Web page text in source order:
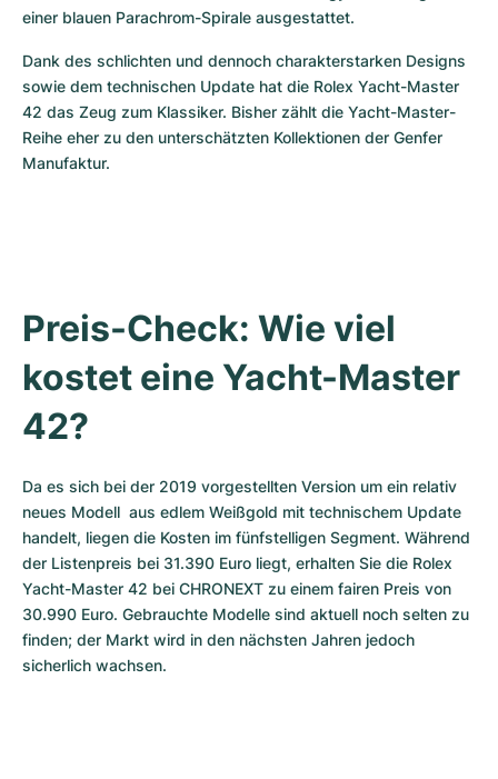
einer blauen Parachrom-Spirale ausgestattet.
Dank des schlichten und dennoch charakterstarken Designs
sowie dem technischen Update hat die Rolex Yacht-Master
42 das Zeug zum Klassiker. Bisher zählt die Yacht-Master-
Reihe eher zu den unterschätzten Kollektionen der Genfer
Manufaktur.
Preis-Check: Wie viel
kostet eine Yacht-Master
42?
Da es sich bei der 2019 vorgestellten Version um ein relativ
neues Modell  aus edlem Weißgold mit technischem Update
handelt, liegen die Kosten im fünfstelligen Segment. Während
der Listenpreis bei 31.390 Euro liegt, erhalten Sie die Rolex
Yacht-Master 42 bei CHRONEXT zu einem fairen Preis von
30.990 Euro. Gebrauchte Modelle sind aktuell noch selten zu
finden; der Markt wird in den nächsten Jahren jedoch
sicherlich wachsen.